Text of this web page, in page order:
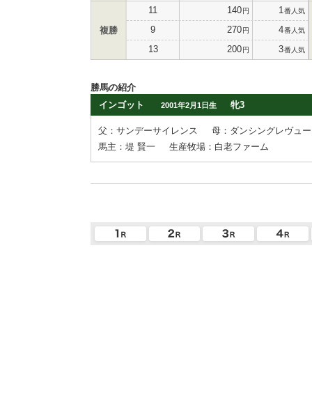
複勝
11 140円 1 番人気
9 270円 4番人気
13 200円 3番人気
勝馬の紹介
インゴット
2001年2月1日生 牝3
父：サンデーサイレンス
母：ダンシングレヴュー
馬主：堤 賢一
生産牧場：白老ファーム